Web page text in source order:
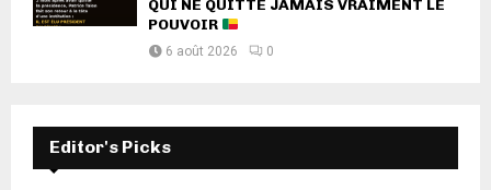
QUI NE QUITTE JAMAIS VRAIMENT LE
POUVOIR
6 août 2026 0
Editor's Picks